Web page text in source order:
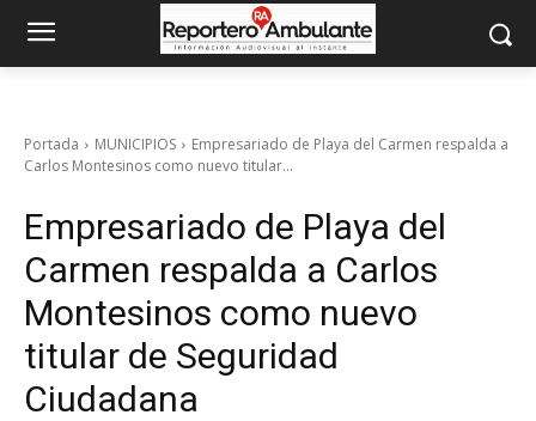
Portada MUNICIPIOS
Empresariado de Playa del Carmen respalda a
Carlos Montesinos como nuevo titular...
Empresariado de Playa del
Carmen respalda a Carlos
Montesinos como nuevo
titular de Seguridad
Ciudadana